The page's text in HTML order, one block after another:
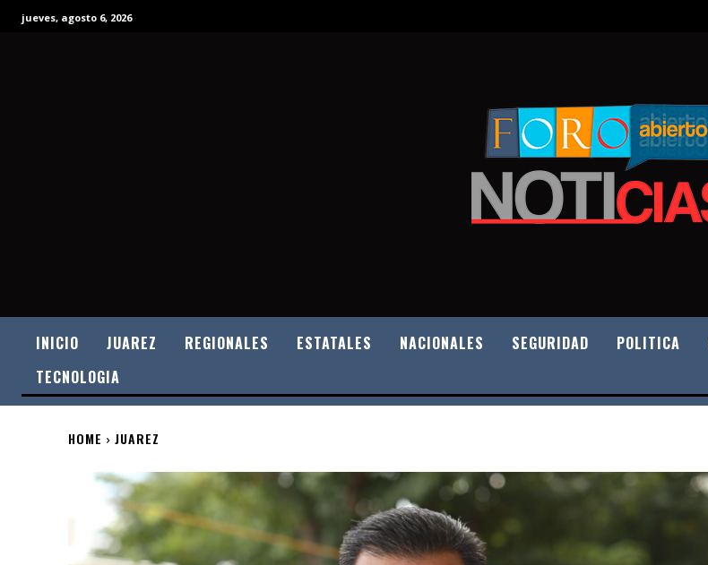
jueves, agosto 6, 2026
INICIO JUAREZ REGIONALES ESTATALES NACIONALES SEGURIDAD POLITICA
TECNOLOGIA
HOME JUAREZ